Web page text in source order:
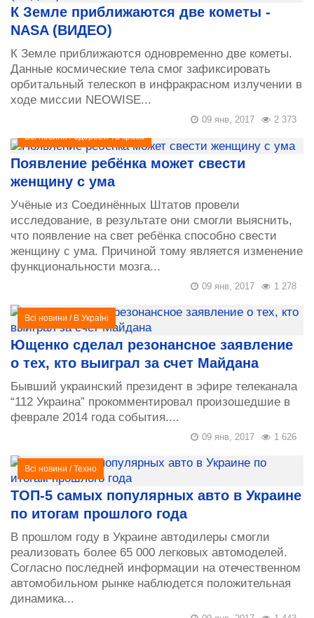
К Земле приближаются две кометы -
NASA (ВИДЕО)
К Земле приближаются одновременно две кометы.
Данные космические тела смог зафиксировать
орбитальный телескоп в инфракрасном излучении в
ходе миссии NEOWISE...
2 373
09 янв, 2017
Всі новини/Здоров'я та краса
Появление ребёнка может свести
женщину с ума
Учёные из Соединённых Штатов провели
исследование, в результате они смогли выяснить,
что появление на свет ребёнка способно свести
женщину с ума. Причиной тому является изменение
функциональности мозга...
1 278
09 янв, 2017
Всі новини / В УкраЇні
Ющенко сделал резонансное заявление
о тех, кто выиграл за счет Майдана
Бывший украинский президент в эфире телеканала
“112 Украина” прокомментировал произошедшие в
феврале 2014 года события....
1 626
09 янв, 2017
Всі новини /Техно
ТОП-5 самых популярных авто в Украине
по итогам прошлого года
В прошлом году в Украине автодилеры смогли
реализовать более 65 000 легковых автомоделей.
Согласно последней информации на отечественном
автомобильном рынке наблюдется положительная
динамика...